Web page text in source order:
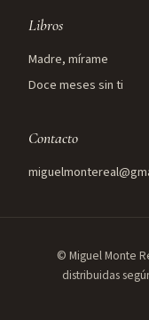
Libros
Madre, mírame
Doce meses sin ti
Contacto
© Miguel Monte
distribuidas